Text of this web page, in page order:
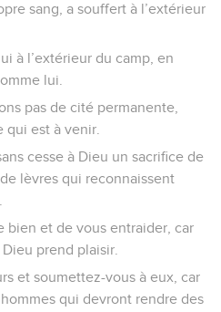
sang, a souffert à l’extérieur
à l’extérieur du camp, en
lui.
pas de cité permanente,
qui est à venir.
cesse à Dieu un sacrifice de
lèvres qui reconnaissent
bien et de vous entraider, car
prend plaisir.
et soumettez-vous à eux, car
qui devront rendre des